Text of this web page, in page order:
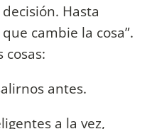
Hasta
cambie la cosa”.
cosas:
antes.
a la vez,